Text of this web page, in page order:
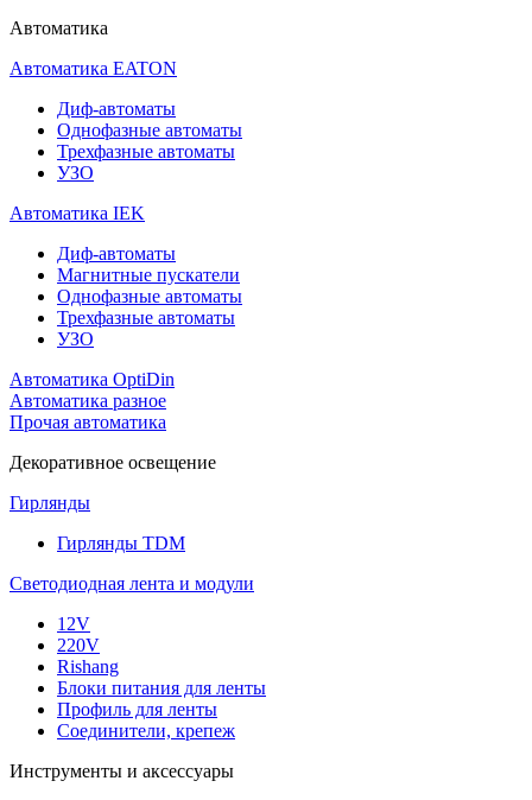
Автоматика
Автоматика EATON
Диф-автоматы
Однофазные автоматы
Трехфазные автоматы
УЗО
Автоматика IEK
Диф-автоматы
Магнитные пускатели
Однофазные автоматы
Трехфазные автоматы
УЗО
Автоматика OptiDin
Автоматика разное
Прочая автоматика
Декоративное освещение
Гирлянды
Гирлянды TDM
Светодиодная лента и модули
12V
220V
Rishang
Блоки питания для ленты
Профиль для ленты
Соединители, крепеж
Инструменты и аксессуары